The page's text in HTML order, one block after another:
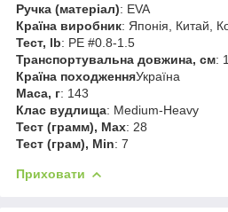
Ручка (матеріал): EVA
Країна виробник: Японія, Китай,
Тест, lb: PE #0.8-1.5
Транспортувальна довжина, см:
Країна походженняУкраїна
Маса, г: 143
Клас вудлища: Medium-Heavy
Тест (грамм), Max: 28
Тест (грам), Min: 7
Приховати